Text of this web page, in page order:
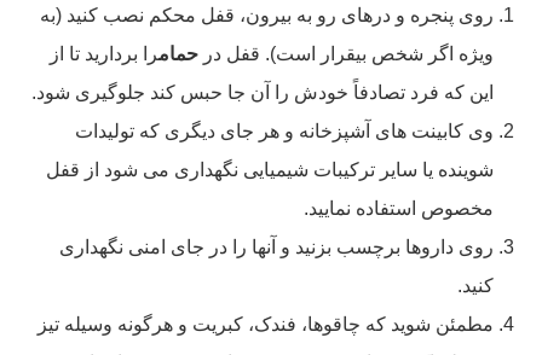
روی پنجره و درهای رو به بیرون، قفل محکم نصب کنید (به
ویژه اگر شخص بیقرار است). قفل در حمامرا بردارید تا از
این که فرد تصادفاً خودش را آن جا حبس کند جلوگیری شود.
وی کابینت های آشپزخانه و هر جای دیگری که تولیدات
شوینده یا سایر ترکیبات شیمیایی نگهداری می شود از قفل
مخصوص استفاده نمایید.
روی داروها برچسب بزنید و آنها را در جای امنی نگهداری
کنید.
مطمئن شوید که چاقوها، فندک، کبریت و هرگونه وسیله تیز